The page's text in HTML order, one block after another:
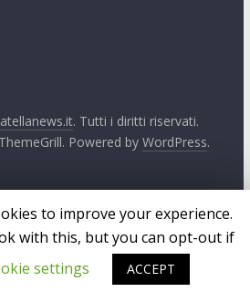
atellanews.it. Tutti i diritti riservati.
Powered by WordPress.
to improve your experience.
with this, but you can opt-out if
settings ACCEPT